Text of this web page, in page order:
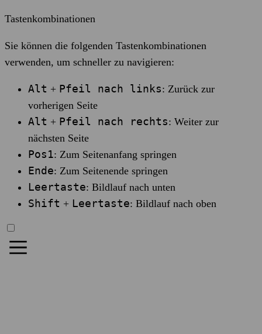
Tastenkombinationen
Sie können die folgenden Tastenkombinationen
verwenden, um schneller zu navigieren:
Alt + Pfeil nach links: Zurück zur
vorherigen Seite
Alt + Pfeil nach rechts: Weiter zur
nächsten Seite
Pos1: Zum Seitenanfang springen
Ende: Zum Seitenende springen
Leertaste: Bildlauf nach unten
Shift + Leertaste: Bildlauf nach oben